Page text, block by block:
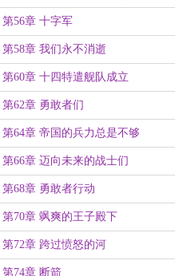
第56章 十字军
第58章 我们永不消逝
第60章 十四特遣舰队成立
第62章 勇敢者们
第64章 帝国的兵力总是不够
第66章 迈向未来的战士们
第68章 勇敢者行动
第70章 飒爽的王子殿下
第72章 跨过愤怒的河
第74章 断箭